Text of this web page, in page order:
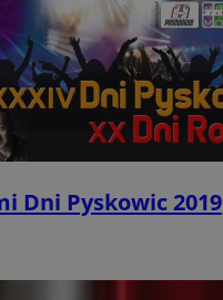
Dni Pyskowic 2019